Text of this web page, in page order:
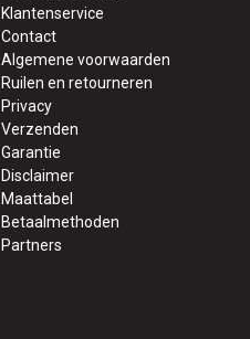
Klantenservice
Contact
Algemene voorwaarden
Ruilen en retourneren
Privacy
Verzenden
Garantie
Disclaimer
Maattabel
Betaalmethoden
Partners